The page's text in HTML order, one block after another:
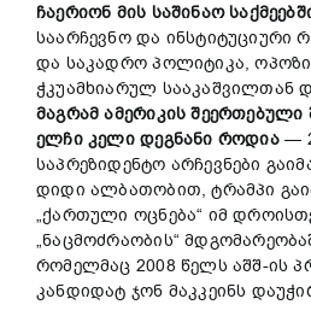
ჩაერიონ მის საშინაო
საარჩევნო და ინსტიტუციური
და საკადრო პოლიტიკა,
ჭკუამხიარულ სააკაშვილთან
მაგრამ ამერიკის შეერთებული
ელჩი კელი დეგნანი როდია—
საპრეზიდენტო არჩევნები
დიდი ალბათობით, ტრამპი
„ქართული ოცნება“ იმ
„ნაცმოძრაობის“
რომელმაც 2008 წელს აშშ-ის
კანდიდატ ჯონ მაკკეინს